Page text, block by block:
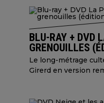
BLU-RAY + DVD
GRENOUILLES
Le long-métrage
Girerd en version